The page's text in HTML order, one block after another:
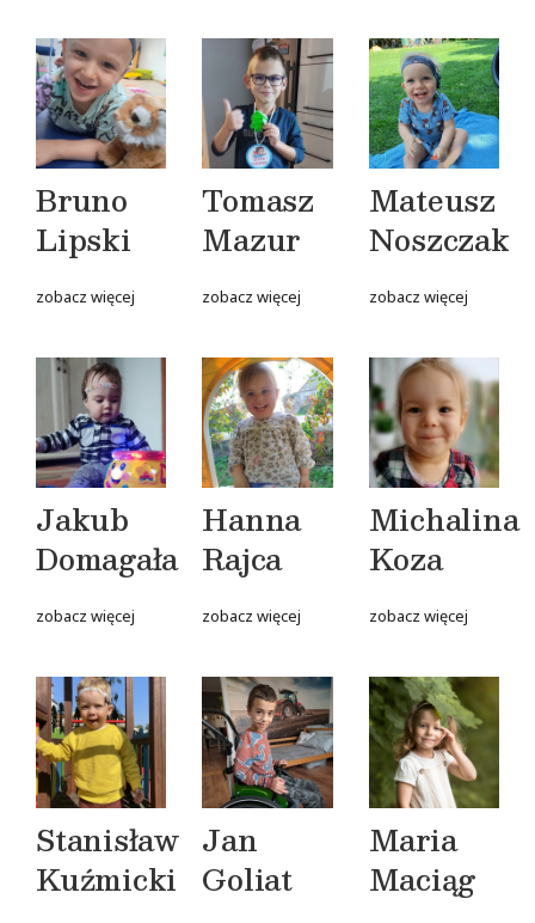
Bruno
Lipski
zobacz więcej
Tomasz
Mazur
zobacz więcej
Mateusz
Noszczak
zobacz więcej
Jakub
Domagała
zobacz więcej
Hanna
Rajca
zobacz więcej
Michalina
Koza
zobacz więcej
Stanisław
Kuźmicki
Jan
Goliat
Maria
Maciąg